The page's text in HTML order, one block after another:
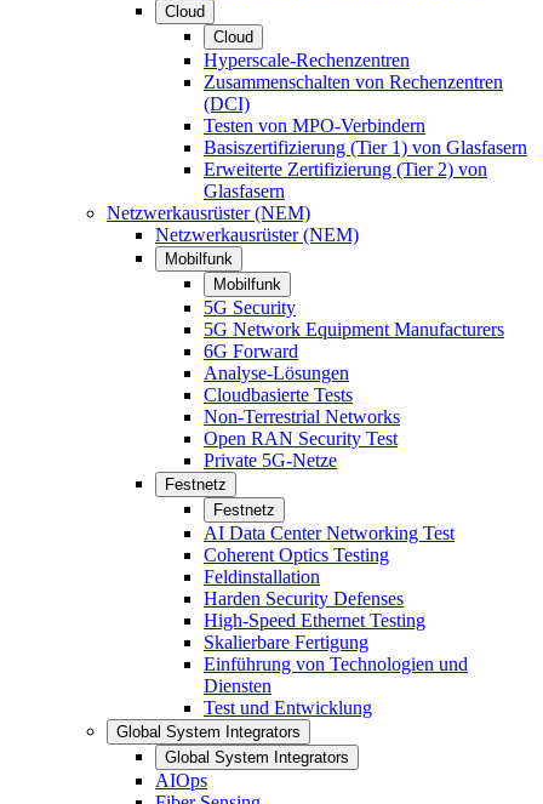
Cloud
Cloud
Hyperscale-Rechenzentren
Zusammenschalten von Rechenzentren
(DCI)
Testen von MPO-Verbindern
Basiszertifizierung (Tier 1) von Glasfasern
Erweiterte Zertifizierung (Tier 2) von
Glasfasern
Netzwerkausrüster (NEM)
Netzwerkausrüster (NEM)
Mobilfunk
Mobilfunk
5G Security
5G Network Equipment Manufacturers
6G Forward
Analyse-Lösungen
Cloudbasierte Tests
Non-Terrestrial Networks
Open RAN Security Test
Private 5G-Netze
Festnetz
Festnetz
AI Data Center Networking Test
Coherent Optics Testing
Feldinstallation
Harden Security Defenses
High-Speed Ethernet Testing
Skalierbare Fertigung
Einführung von Technologien und
Diensten
Test und Entwicklung
Global System Integrators
Global System Integrators
AIOps